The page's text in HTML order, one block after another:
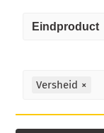
Eindproduct
Versheid ×